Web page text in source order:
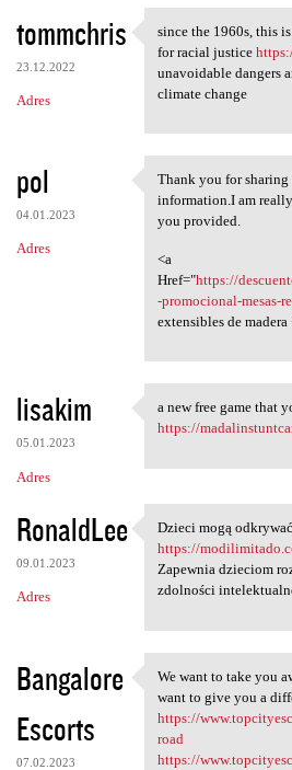
tommchris
23.12.2022
Adres
since the 1960s,
since the 1960s, this
for racial justice
unavoidable dangers
climate change
pol
04.01.2023
Adres
Thank you for
Thank you for
information.I am
you provided.
<a
Href="https://
-promocional-mesas-
extensibles de madera
lisakim
05.01.2023
Adres
a new free game
a new free game that
https://
RonaldLee
09.01.2023
Adres
Dzieci mogą
Dzieci mogą
https://
Zapewnia dzieciom
zdolności
Bangalore
Escorts
07.02.2023
We want to take
We want to take you
want to give you a
https://
road
https://